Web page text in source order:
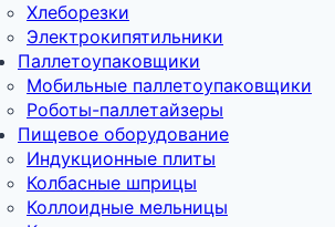
Хлеборезки
Электрокипятильники
Паллетоупаковщики
Мобильные паллетоупаковщики
Роботы-паллетайзеры
Пищевое оборудование
Индукционные плиты
Колбасные шприцы
Коллоидные мельницы